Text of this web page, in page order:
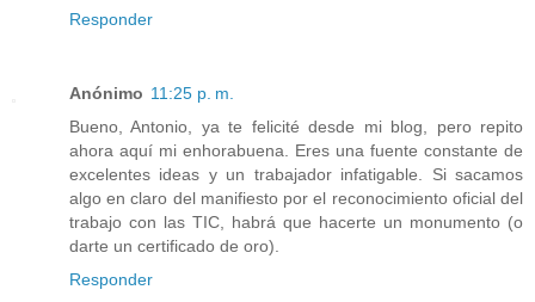
Responder
Anónimo 11:25 p. m.
Bueno, Antonio, ya te felicité desde mi blog, pero repito
ahora aquí mi enhorabuena. Eres una fuente constante de
excelentes ideas y un trabajador infatigable. Si sacamos
algo en claro del manifiesto por el reconocimiento oficial del
trabajo con las TIC, habrá que hacerte un monumento (o
darte un certificado de oro).
Responder